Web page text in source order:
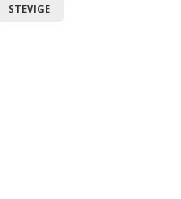
STEVIGE